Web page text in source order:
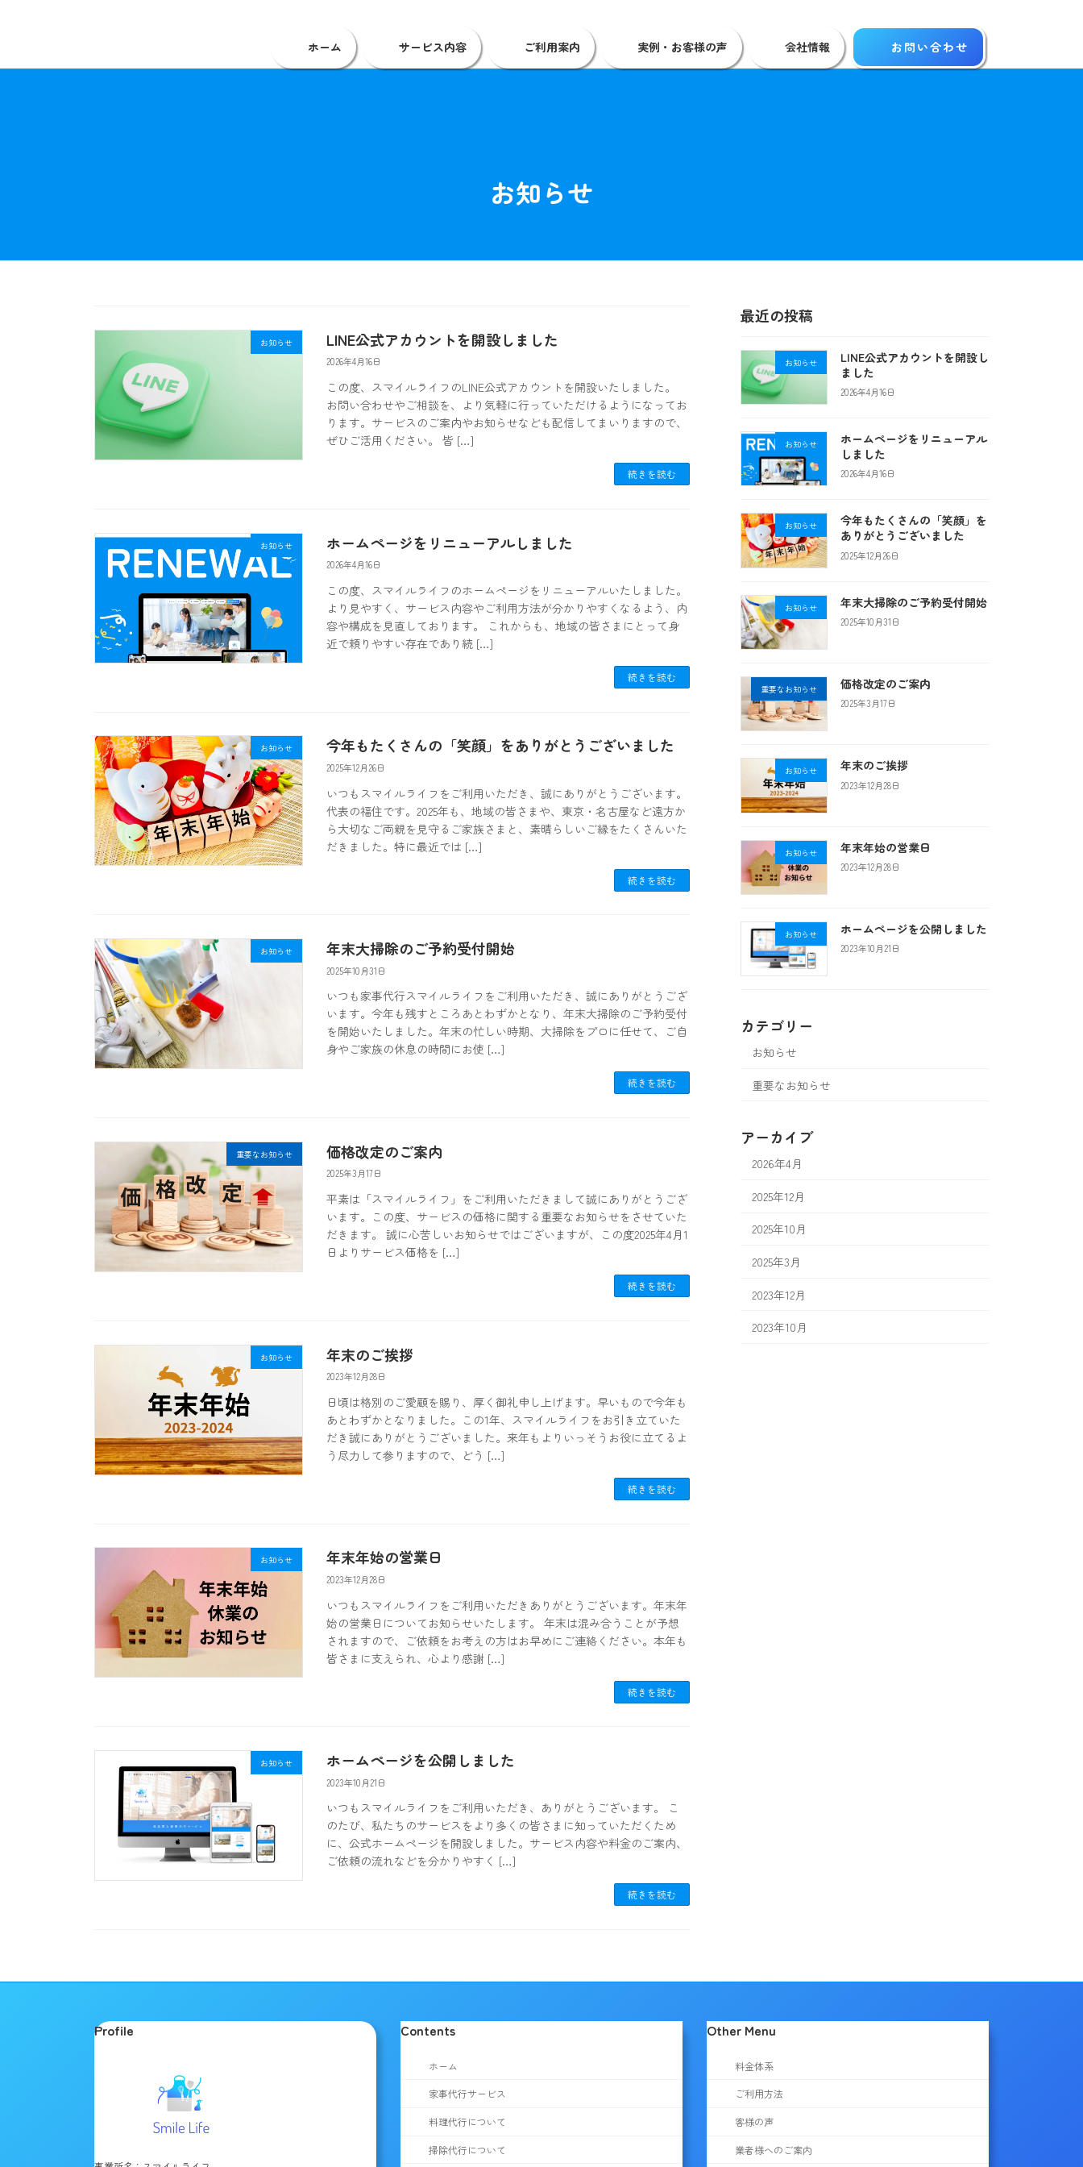
ン
ー
ホーム サービス内容 ご利用案内 実例・お客様の声 会社情報 お問い合わせ
お知らせ
お知らせ LINE公式アカウントを開設しました
2026年4月16日
この度、スマイルライフのLINE公式アカウントを開設いたしました。
お問い合わせやご相談を、より気軽に行っていただけるようになってお
ります。サービスのご案内やお知らせなども配信してまいりますので、
ぜひご活用ください。 皆 […]
続きを読む
お知らせ ホームページをリニューアルしました
2026年4月16日
この度、スマイルライフのホームページをリニューアルいたしました。
より見やすく、サービス内容やご利用方法が分かりやすくなるよう、内
容や構成を見直しております。 これからも、地域の皆さまにとって身
近で頼りやすい存在であり続 […]
続きを読む
お知らせ 今年もたくさんの「笑顔」をありがとうございました
2025年12月26日
いつもスマイルライフをご利用いただき、誠にありがとうございます。
代表の福住です。2025年も、地域の皆さまや、東京・名古屋など遠方か
ら大切なご両親を見守るご家族さまと、素晴らしいご縁をたくさんいた
だきました。特に最近では […]
続きを読む
お知らせ 年末大掃除のご予約受付開始
2025年10月31日
いつも家事代行スマイルライフをご利用いただき、誠にありがとうござ
います。今年も残すところあとわずかとなり、年末大掃除のご予約受付
を開始いたしました。年末の忙しい時期、大掃除をプロに任せて、ご自
身やご家族の休息の時間にお使 […]
続きを読む
重要なお知らせ 価格改定のご案内
2025年3月17日
平素は「スマイルライフ」をご利用いただきまして誠にありがとうござ
います。この度、サービスの価格に関する重要なお知らせをさせていた
だきます。 誠に心苦しいお知らせではございますが、この度2025年4月1
日よりサービス価格を […]
続きを読む
お知らせ 年末のご挨拶
2023年12月28日
日頃は格別のご愛顧を賜り、厚く御礼申し上げます。早いもので今年も
あとわずかとなりました。この1年、スマイルライフをお引き立ていた
だき誠にありがとうございました。来年もよりいっそうお役に立てるよ
う尽力して参りますので、どう […]
続きを読む
お知らせ 年末年始の営業日
2023年12月28日
いつもスマイルライフをご利用いただきありがとうございます。年末年
始の営業日についてお知らせいたします。 年末は混み合うことが予想
されますので、ご依頼をお考えの方はお早めにご連絡ください。本年も
皆さまに支えられ、心より感謝 […]
続きを読む
お知らせ ホームページを公開しました
2023年10月21日
いつもスマイルライフをご利用いただき、ありがとうございます。 こ
のたび、私たちのサービスをより多くの皆さまに知っていただくため
に、公式ホームページを開設しました。サービス内容や料金のご案内、
ご依頼の流れなどを分かりやすく […]
続きを読む
最近の投稿
お知らせ
LINE公式アカウントを開設し
ました
2026年4月16日
お知らせ
ホームページをリニューアル
しました
2026年4月16日
お知らせ
今年もたくさんの「笑顔」を
ありがとうございました
2025年12月26日
お知らせ 年末大掃除のご予約受付開始
2025年10月31日
重要なお知らせ 価格改定のご案内
2025年3月17日
お知らせ 年末のご挨拶
2023年12月28日
お知らせ 年末年始の営業日
2023年12月28日
お知らせ ホームページを公開しました
2023年10月21日
カテゴリー
お知らせ
重要なお知らせ
アーカイブ
2026年4月
2025年12月
2025年10月
2025年3月
2023年12月
2023年10月
Profile Contents
ホーム
家事代行サービス
料理代行について
掃除代行について
Other Menu
料金体系
ご利用方法
客様の声
業者様へのご案内